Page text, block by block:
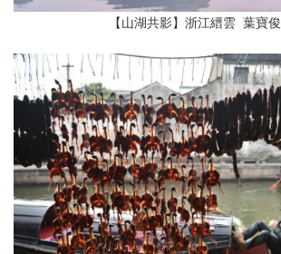
【山湖共影】浙江縉雲 葉寶俊